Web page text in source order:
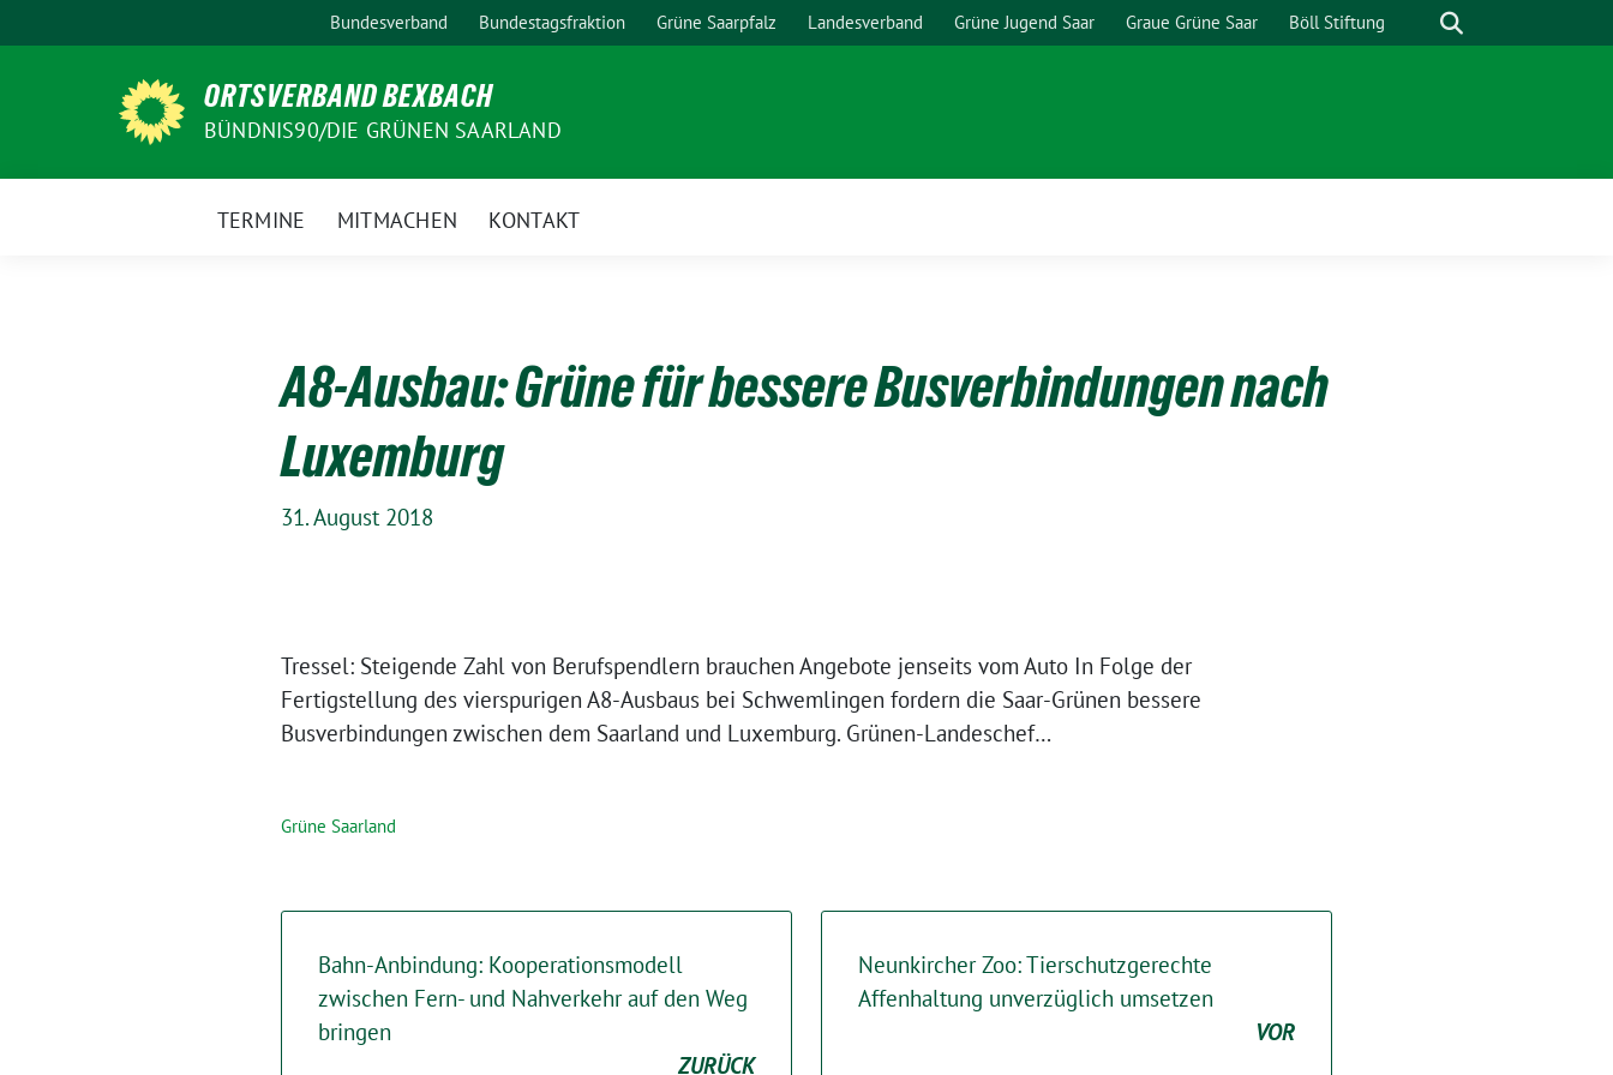
zum
Bundesverband Bundestagsfraktion Grüne Saarpfalz Landesverband Grüne Jugend Saar Graue Grüne Saar Böll Stiftung Suche
ORTSVERBAND BEXBACH
BÜNDNIS90/DIE GRÜNEN SAARLAND
TERMINE MITMACHEN KONTAKT
A8-Ausbau: Grüne für bessere Busverbindungen nach
Luxemburg
31. August 2018
Tressel: Steigende Zahl von Berufspendlern brauchen Angebote jenseits vom Auto In Folge der
Fertigstellung des vierspurigen A8-Ausbaus bei Schwemlingen fordern die Saar-Grünen bessere
Busverbindungen zwischen dem Saarland und Luxemburg. Grünen-Landeschef…
Grüne Saarland
Bahn-Anbindung: Kooperationsmodell
zwischen Fern- und Nahverkehr auf den Weg
bringen
ZURÜCK
Neunkircher Zoo: Tierschutzgerechte
Affenhaltung unverzüglich umsetzen
VOR